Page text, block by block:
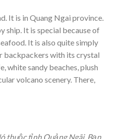
It is in Quang Ngai province.
ship. It is special because of
It is also quite simply
backpackers with its crystal
white sandy beaches, plush
volcano scenery. There,
thuộc tỉnh Quảng Ngãi. Bạn